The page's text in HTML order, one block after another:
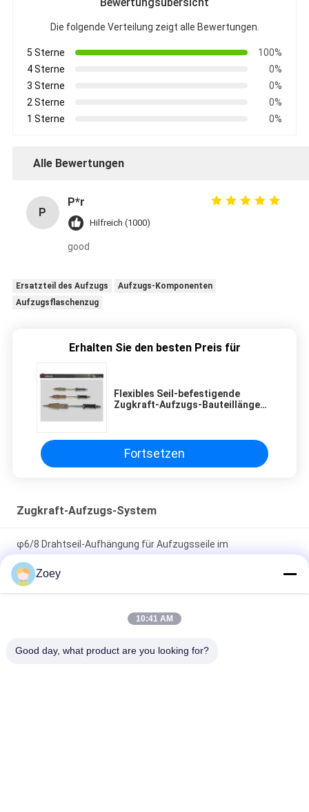
Die folgende Verteilung zeigt alle Bewertungen.
5 Sterne
100%
4 Sterne
0%
3 Sterne
0%
2 Sterne
0%
1 Sterne
0%
Alle Bewertungen
P
P*r
Hilfreich (1000)
good
Ersatzteil des Aufzugs
Aufzugs-Komponenten
Aufzugsflaschenzug
Erhalten Sie den besten Preis für
Flexibles Seil-befestigende
Zugkraft-Aufzugs-Bauteillänge
Fortsetzen
Zugkraft-Aufzugs-System
φ6/8 Drahtseil-Aufhängung für Aufzugsseile im
Aufzugsantriebssystem
Formbarer Edelstahl galvanisierte Kohlenstoff-
Aufzug-Teile
Zoey
10:41 AM
Good day, what product are you looking for?